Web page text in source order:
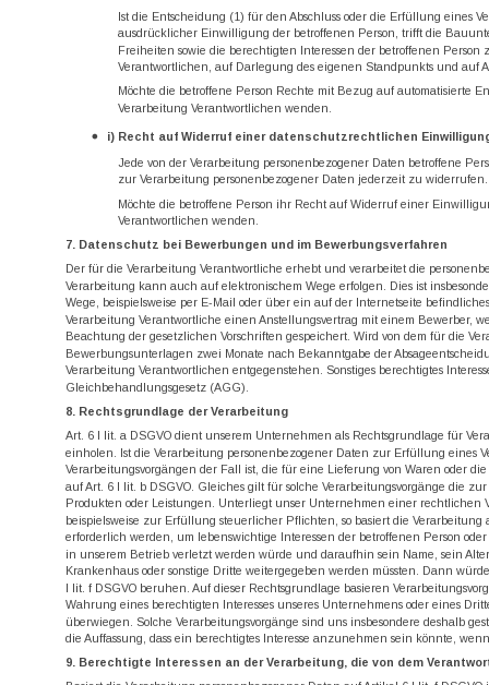
Ist die Entscheidung (1) für den Abschluss oder die Erfüllung eines
ausdrücklicher Einwilligung der betroffenen Person, trifft die
Freiheiten sowie die berechtigten Interessen der betroffenen
Verantwortlichen, auf Darlegung des eigenen Standpunkts und auf
Möchte die betroffene Person Rechte mit Bezug auf
Verarbeitung Verantwortlichen wenden.
i) Recht auf Widerruf einer datenschutzrechtlichen
Jede von der Verarbeitung personenbezogener Daten betroffene
zur Verarbeitung personenbezogener Daten jederzeit zu widerrufen.
Möchte die betroffene Person ihr Recht auf Widerruf einer
Verantwortlichen wenden.
7. Datenschutz bei Bewerbungen und im Bewerbungsverfahren
Der für die Verarbeitung Verantwortliche erhebt und verarbeitet die
Verarbeitung kann auch auf elektronischem Wege erfolgen. Dies ist
Wege, beispielsweise per E-Mail oder über ein auf der Internetseite
Verarbeitung Verantwortliche einen Anstellungsvertrag mit einem Bewerber,
Beachtung der gesetzlichen Vorschriften gespeichert. Wird von dem für die
Bewerbungsunterlagen zwei Monate nach Bekanntgabe der
Verarbeitung Verantwortlichen entgegenstehen. Sonstiges berechtigtes
Gleichbehandlungsgesetz (AGG).
8. Rechtsgrundlage der Verarbeitung
Art. 6 I lit. a DSGVO dient unserem Unternehmen als Rechtsgrundlage für
einholen. Ist die Verarbeitung personenbezogener Daten zur Erfüllung eines
Verarbeitungsvorgängen der Fall ist, die für eine Lieferung von Waren oder
auf Art. 6 I lit. b DSGVO. Gleiches gilt für solche Verarbeitungsvorgänge die
Produkten oder Leistungen. Unterliegt unser Unternehmen einer
beispielsweise zur Erfüllung steuerlicher Pflichten, so basiert die
erforderlich werden, um lebenswichtige Interessen der betroffenen Person
in unserem Betrieb verletzt werden würde und daraufhin sein Name, sein
Krankenhaus oder sonstige Dritte weitergegeben werden müssten. Dann
I lit. f DSGVO beruhen. Auf dieser Rechtsgrundlage basieren
Wahrung eines berechtigten Interesses unseres Unternehmens oder eines
überwiegen. Solche Verarbeitungsvorgänge sind uns insbesondere deshalb
die Auffassung, dass ein berechtigtes Interesse anzunehmen sein könnte,
9. Berechtigte Interessen an der Verarbeitung, die von dem